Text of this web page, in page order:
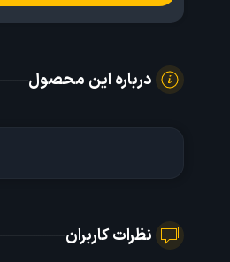
درباره این محصول
نظرات کاربران